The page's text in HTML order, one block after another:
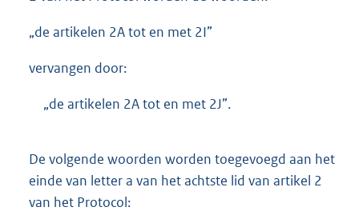
„de artikelen 2A tot en met 2I”
vervangen door:
„de artikelen 2A tot en met 2J”.
De volgende woorden worden toegevoegd aan het
einde van letter a van het achtste lid van artikel 2
van het Protocol: